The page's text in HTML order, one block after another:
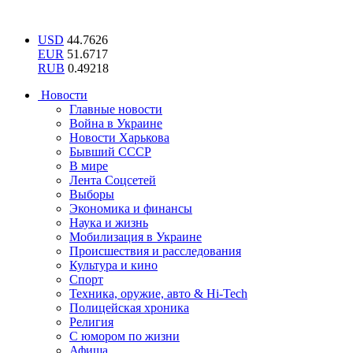
USD 44.7626
EUR 51.6717
RUB 0.49218
Новости
Главные новости
Война в Украине
Новости Харькова
Бывший СССР
В мире
Лента Соцсетей
Выборы
Экономика и финансы
Наука и жизнь
Мобилизация в Украине
Происшествия и расследования
Культура и кино
Спорт
Техника, оружие, авто & Hi-Tech
Полицейская хроника
Религия
С юмором по жизни
Афиша